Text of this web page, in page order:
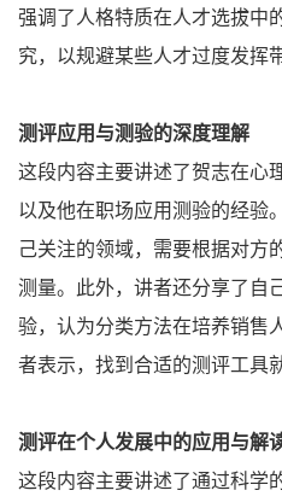
强调了人格特质在人才选拔中
究，以规避某些人才过度发挥
测评应用与测验的深度理解
这段内容主要讲述了贺志在心
以及他在职场应用测验的经验
己关注的领域，需要根据对方
测量。此外，讲者还分享了自
验，认为分类方法在培养销售
者表示，找到合适的测评工具
测评在个人发展中的应用与解
这段内容主要讲述了通过科学